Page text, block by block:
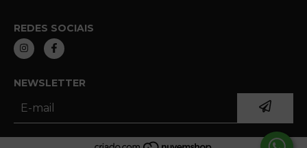
REDES SOCIAIS
NEWSLETTER